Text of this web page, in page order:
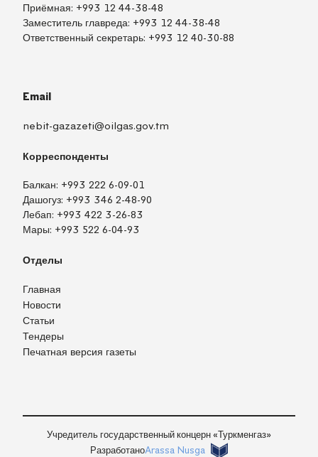
Приёмная: +993 12 44-38-48
Заместитель главреда: +993 12 44-38-48
Ответственный секретарь: +993 12 40-30-88
Email
nebit-gazazeti@oilgas.gov.tm
Корреспонденты
Балкан: +993 222 6-09-01
Дашогуз: +993 346 2-48-90
Лебап: +993 422 3-26-83
Мары: +993 522 6-04-93
Отделы
Главная
Новости
Статьи
Тендеры
Печатная версия газеты
Учредитель государственный концерн «Туркменгаз»
РазработаноArassa Nusga